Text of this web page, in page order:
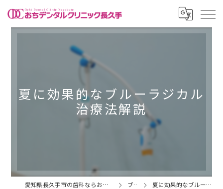
夏に効果的なブルーラジカル
治療法解説
愛知県長久手市の歯科ならおちデンタルクリニック長久手 ブログ 夏に効果的なブルーラジカル治療法解説